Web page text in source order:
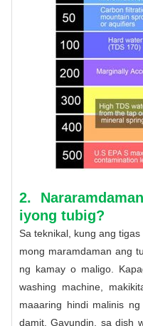
2.
iyong tubig?
Sa teknikal, kung ang
mong maramdaman ang
ng kamay o maligo.
washing machine,
maaaring hindi malinis
damit. Gayundin, sa dish